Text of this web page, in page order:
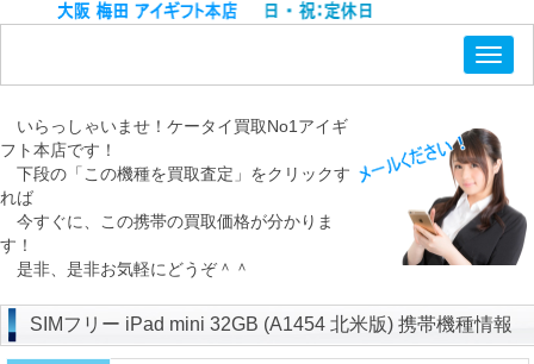
いらっしゃいませ！ケータイ買取No1アイギ
フト本店です！
下段の「この機種を買取査定」をクリックす
れば
今すぐに、この携帯の買取価格が分かりま
す！
是非、是非お気軽にどうぞ＾＾
SIMフリー iPad mini 32GB (A1454 北米版) 携帯機種情報